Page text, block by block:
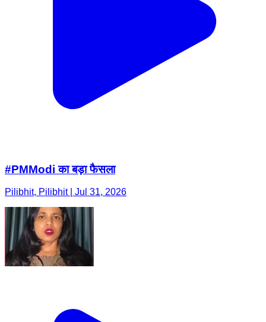
#PMModi का बड़ा फैसला
Pilibhit, Pilibhit | Jul 31, 2026